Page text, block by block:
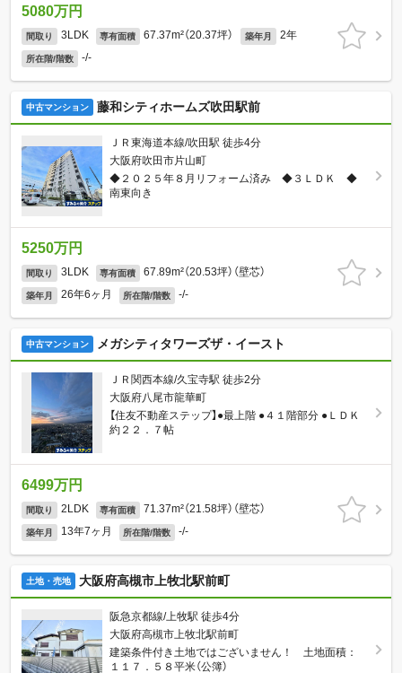
5080万円
間取り 3LDK 専有面積 67.37m²（20.37坪） 築年月 2年
所在階/階数 -/-
中古マンション 藤和シティホームズ吹田駅前
ＪＲ東海道本線/吹田駅 徒歩4分
大阪府吹田市片山町
◆２０２５年８月リフォーム済み ◆３ＬＤＫ ◆
南東向き
5250万円
間取り 3LDK 専有面積 67.89m²（20.53坪）（壁芯）
築年月 26年6ヶ月 所在階/階数 -/-
中古マンション メガシティタワーズザ・イースト
ＪＲ関西本線/久宝寺駅 徒歩2分
大阪府八尾市龍華町
【住友不動産ステップ】●最上階 ●４１階部分 ●ＬＤＫ
約２２．７帖
6499万円
間取り 2LDK 専有面積 71.37m²（21.58坪）（壁芯）
築年月 13年7ヶ月 所在階/階数 -/-
土地・売地 大阪府高槻市上牧北駅前町
阪急京都線/上牧駅 徒歩4分
大阪府高槻市上牧北駅前町
建築条件付き土地ではございません！ 土地面積：
１１７．５８平米（公簿）